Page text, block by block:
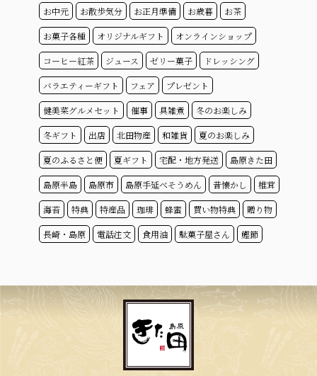
お中元 お散歩気分 お正月準備 お歳暮 お茶
お菓子各種 オリジナルギフト オンラインショップ
コーヒー紅茶 ジュース ゼリー菓子 ドレッシング
バラエティーギフト フェア プレゼント
健美菜グルメセット 催事 具雑煮 冬のお楽しみ
冬ギフト 出店 北田物産 和雑貨 夏のお楽しみ
夏のふるさと便 夏ギフト 宅配・地方発送 島原きた田
島原半島 島原市 島原手延べそうめん 昔懐かし 椎茸
海苔 特典 特産品 珈琲 蜂蜜 買い物特典 贈り物
長崎・島原 電話注文 食用油 駄菓子屋さん 鰹節